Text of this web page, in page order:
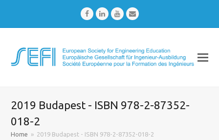
FacebookLinkedInYoutubeEmail
2019 Budapest - ISBN 978-2-87352-
018-2
Home » 2019 Budapest - ISBN 978-2-87352-018-2